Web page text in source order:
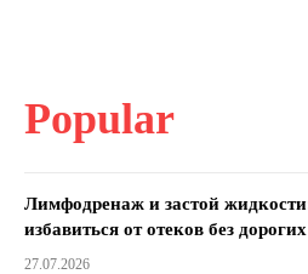
Popular
Лимфодренаж и застой
избавиться от отеков без
27.07.2026